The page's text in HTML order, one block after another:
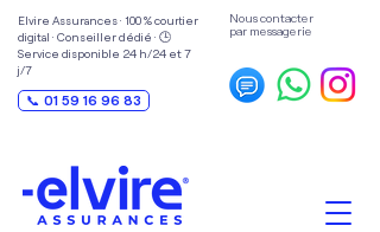
Elvire Assurances · 100 % courtier
digital · Conseiller dédié · 🕒
Service disponible 24 h/24 et 7
j/7
📞 01 59 16 96 83
Nous contacter
par messagerie